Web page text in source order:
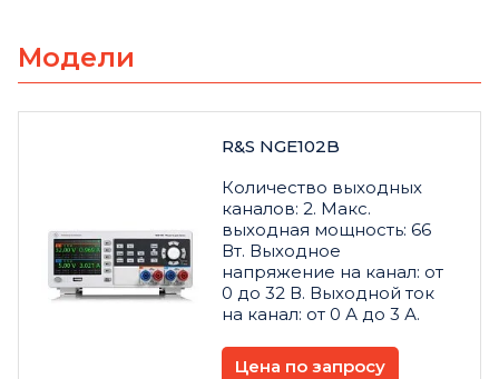
Модели
R&S NGE102B
Количество выходных
каналов: 2. Макс.
выходная мощность: 66
Вт. Выходное
напряжение на канал: от
0 до 32 В. Выходной ток
на канал: от 0 А до 3 А.
Цена по запросу